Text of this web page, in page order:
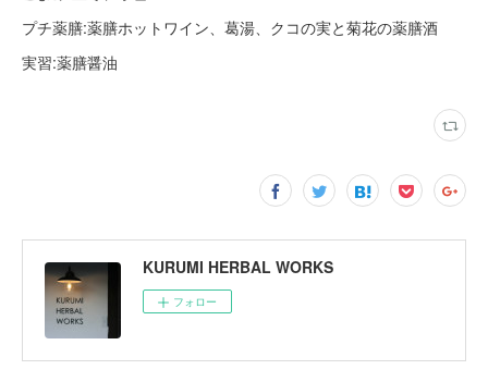
プチ薬膳:薬膳ホットワイン、葛湯、クコの実と菊花の薬膳酒
実習:薬膳醤油
KURUMI HERBAL WORKS
フォロー